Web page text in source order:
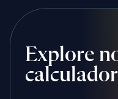
Explore